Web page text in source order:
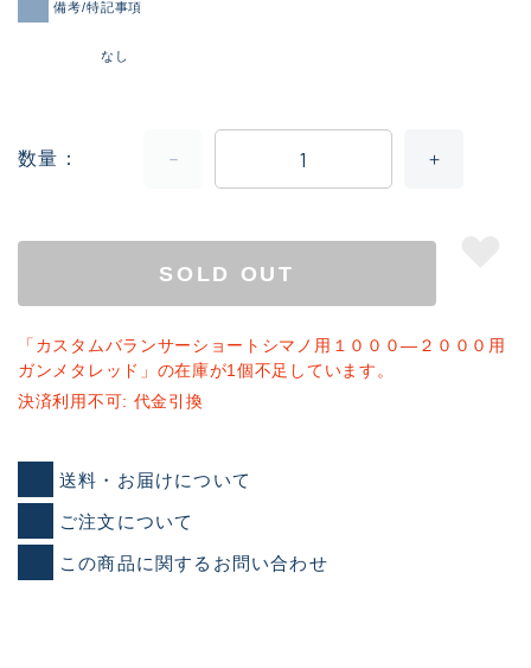
備考/特記事項
なし
数量
SOLD OUT
「カスタムバランサーショートシマノ用１０００―２０００用
ガンメタレッド」の在庫が1個不足しています。
決済利用不可: 代金引換
送料・お届けについて
ご注文について
この商品に関するお問い合わせ